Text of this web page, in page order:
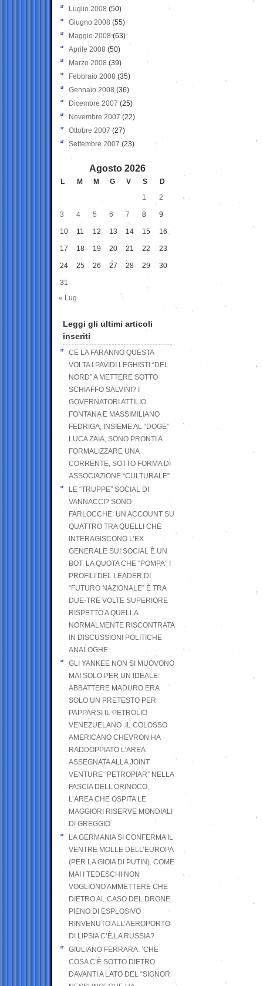
Luglio 2008 (50)
Giugno 2008 (55)
Maggio 2008(63)
Aprile 2008 (50)
Marzo 2008 (39)
Febbraio 2008 (35)
Gennaio 2008 (36)
Dicembre 2007 (25)
Novembre 2007 (22)
Ottobre 2007 (27)
Settembre 2007 (23)
Agosto 2026
L M M G V S
D
1
2
3 4 5 6 7 8 9
10 11 12 13 14 15 16
17 18 19 20 21 22 23
24 25 26 27 28 29 30
31
« Lug
Leggi gli ultimi articoli
inseriti
CE LA FARANNO QUESTA
VOLTA I PAVIDI LEGHISTI “DEL
NORD” A METTERE SOTTO
SCHIAFFO SALVINI? I
GOVERNATORI ATTILIO
FONTANA E MASSIMILIANO
FEDRIGA, INSIEME AL “DOGE”
LUCA ZAIA, SONO PRONTI A
FORMALIZZARE UNA
CORRENTE, SOTTO FORMA DI
ASSOCIAZIONE “CULTURALE”
LE “TRUPPE” SOCIAL DI
VANNACCI? SONO
FARLOCCHE: UN ACCOUNT SU
QUATTRO TRA QUELLI CHE
INTERAGISCONO L’EX
GENERALE SUI SOCIAL È UN
BOT. LA QUOTA CHE “POMPA” I
PROFILI DEL LEADER DI
“FUTURO NAZIONALE” È TRA
DUE-TRE VOLTE SUPERIORE
RISPETTO A QUELLA
NORMALMENTE RISCONTRATA
IN DISCUSSIONI POLITICHE
ANALOGHE
GLI YANKEE NON SI MUOVONO
MAI SOLO PER UN IDEALE:
ABBATTERE MADURO ERA
SOLO UN PRETESTO PER
PAPPARSI IL PETROLIO
VENEZUELANO .IL COLOSSO
AMERICANO CHEVRON HA
RADDOPPIATO L’AREA
ASSEGNATA ALLA JOINT
VENTURE “PETROPIAR” NELLA
FASCIA DELL’ORINOCO,
L’AREA CHE OSPITA LE
MAGGIORI RISERVE MONDIALI
DI GREGGIO
LA GERMANIA SI CONFERMA IL
VENTRE MOLLE DELL’EUROPA
(PER LA GIOIA DI PUTIN). COME
MAI I TEDESCHI NON
VOGLIONO AMMETTERE CHE
DIETRO AL CASO DEL DRONE
PIENO DI ESPLOSIVO
RINVENUTO ALL’AEROPORTO
DI LIPSIA C’È LA RUSSIA?
GIULIANO FERRARA: ’CHE
COSA C’È SOTTO DIETRO
DAVANTI A LATO DEL “SIGNOR